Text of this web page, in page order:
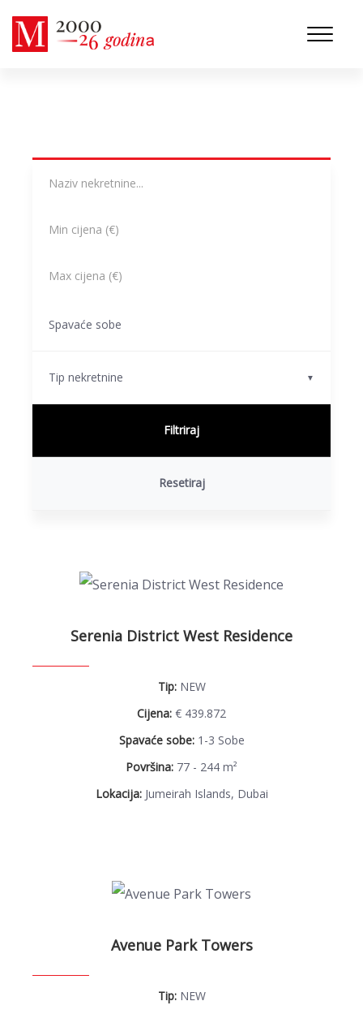
Spavaće sobe
Tip nekretnine ▼
Filtriraj
Resetiraj
Serenia District West Residence
Tip:NEW
Cijena: € 439.872
Spavaće sobe:1-3 Sobe
Površina: 77 - 244 m²
Lokacija:Jumeirah Islands, Dubai
Avenue Park Towers
Tip:NEW